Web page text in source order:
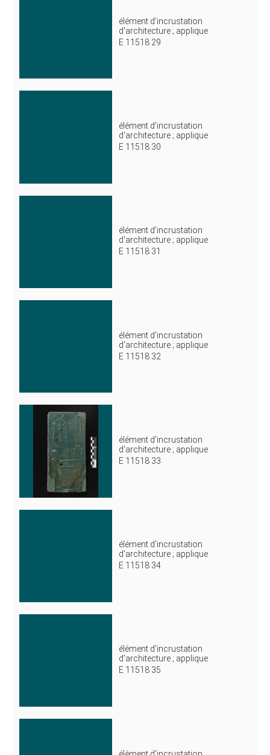
élément d'incrustation
d'architecture ; applique
E 11518 29
élément d'incrustation
d'architecture ; applique
E 11518 30
élément d'incrustation
d'architecture ; applique
E 11518 31
élément d'incrustation
d'architecture ; applique
E 11518 32
élément d'incrustation
d'architecture ; applique
E 11518 33
élément d'incrustation
d'architecture ; applique
E 11518 34
élément d'incrustation
d'architecture ; applique
E 11518 35